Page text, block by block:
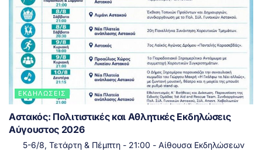
ΕΚΔΗΛΏΣΕΙΣ
Αστακός: Πολιτιστικές και Αθλητικές Εκδηλώσεις
Αύγουστος 2026
5-6/8, Τετάρτη & Πέμπτη - 21:00 - Αίθουσα Εκδηλώσεων